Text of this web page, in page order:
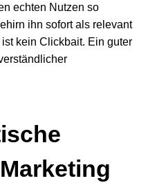
echten Nutzen so
ihn sofort als relevant
kein Clickbait. Ein guter